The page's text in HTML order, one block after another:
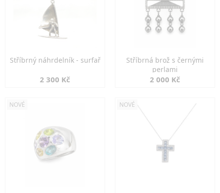
Stříbrný náhrdelník - surfař
2 300 Kč
Stříbrná brož s černými
perlami
2 000 Kč
NOVÉ NOVÉ